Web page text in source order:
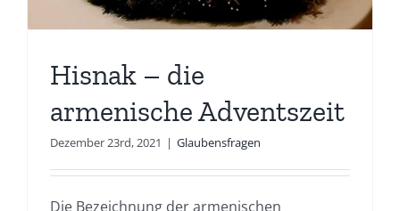
Hisnak – die
armenische Adventszeit
Dezember 23rd, 2021 | Glaubensfragen
Die Bezeichnung der armenischen